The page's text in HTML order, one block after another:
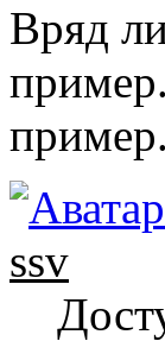
Вряд
пример.
ssv